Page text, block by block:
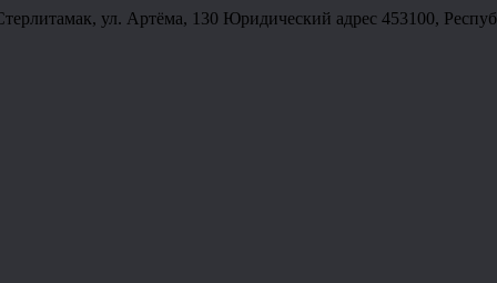
ул. Артёма, 130 Юридический адрес 453100,